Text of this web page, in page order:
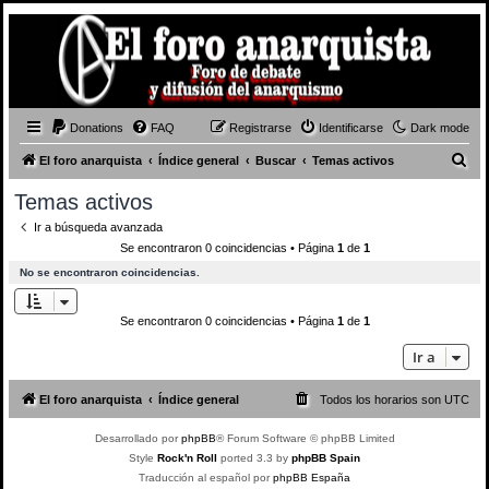
Dark mode
Donations FAQ Identificarse
Registrarse
El foro anarquista Índice general Buscar Temas activos
Temas activos
Ir a búsqueda avanzada
Se encontraron 0 coincidencias • Página 1de 1
No se encontraron coincidencias.
Se encontraron 0 coincidencias • Página 1de 1
Ir a
El foro anarquista Índice general Todos los horarios son UTC
Desarrollado porphpBB® Forum Software © phpBB Limited
Style Rock'n Roll ported 3.3 by phpBB Spain
Traducción al español porphpBB España